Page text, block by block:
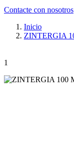
Contacte con nosotros
Inicio
ZINTERGIA
1